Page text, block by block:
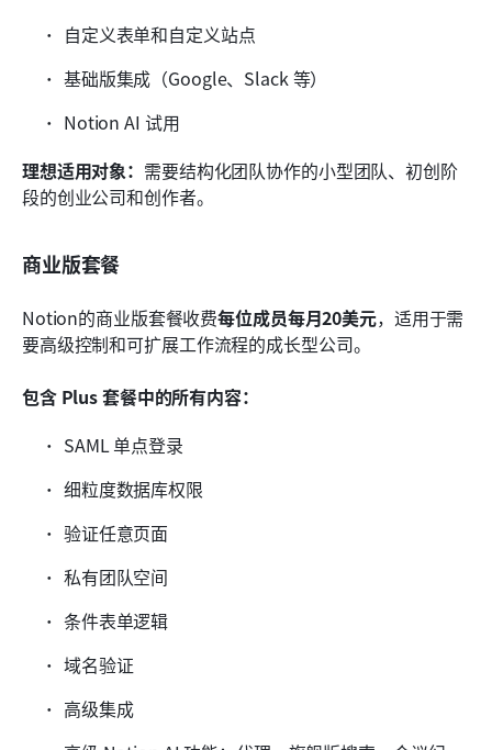
自定义表单和自定义站点
基础版集成（Google、Slack 等）
Notion AI 试用
理想适用对象： 需要结构化团队协作的小型团队、初创阶
段的创业公司和创作者。
商业版套餐
Notion的商业版套餐收费每位成员每月20美元，适用于需
要高级控制和可扩展工作流程的成长型公司。
包含 Plus 套餐中的所有内容：
SAML 单点登录
细粒度数据库权限
验证任意页面
私有团队空间
条件表单逻辑
域名验证
高级集成